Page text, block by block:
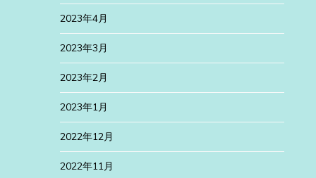
2023年4月
2023年3月
2023年2月
2023年1月
2022年12月
2022年11月